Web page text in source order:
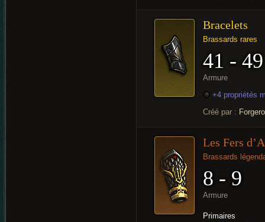
Bracelets
Brassards rares
41 - 49
Armure
+4 propriétés
Créé par :
Les Fers
Brassards
8 - 9
Armure
Primaires